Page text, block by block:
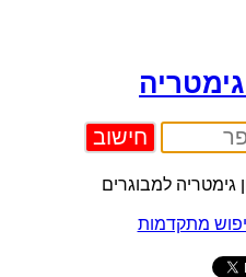
גימטריה למבוגרים
מתקדמות